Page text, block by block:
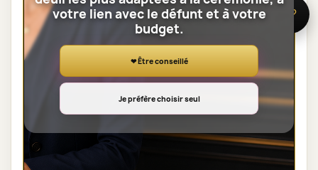
Voir toute la catégorie
GERBES DE FLEURS DEUIL
🌸 Besoin d’aide ?
votre lien avec le défunt et à votre
budget.
❤ Être conseillé
Je préfère choisir seul